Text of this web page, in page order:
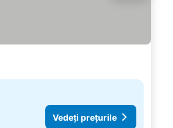
Vedeți prețurile